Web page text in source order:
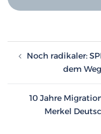
Noch radikaler:
dem
10 Jahre
Merkel